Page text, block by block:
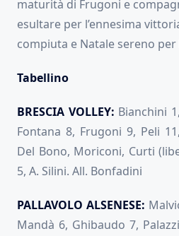
maturità di Frugoni e
esultare per l’ennesima
compiuta e Natale sereno
Tabellino
BRESCIA VOLLEY: Bianchini
Fontana 8, Frugoni 9, Peli
Del Bono, Moriconi, Curti
5, A. Silini. All. Bonfadini
PALLAVOLO ALSENESE:
Mandà 6, Ghibaudo 7,